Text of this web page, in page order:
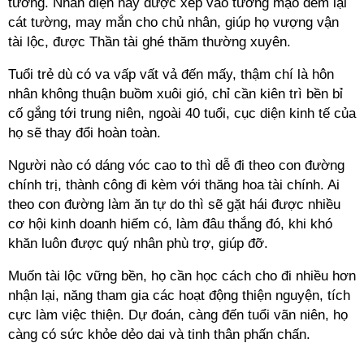
cát tường, may mắn cho chủ nhân, giúp họ vượng vận
tài lộc, được Thần tài ghé thăm thường xuyên.
Tuổi trẻ dù có va vấp vất vả đến mấy, thậm chí là hôn
nhân không thuận buồm xuôi gió, chỉ cần kiên trì bền bỉ
cố gắng tới trung niên, ngoài 40 tuổi, cục diện kinh tế của
họ sẽ thay đổi hoàn toàn.
Người nào có dáng vóc cao to thì dễ đi theo con đường
chính trị, thành công đi kèm với thăng hoa tài chính. Ai
theo con đường làm ăn tự do thì sẽ gặt hái được nhiều
cơ hội kinh doanh hiếm có, làm đâu thắng đó, khi khó
khăn luôn được quý nhân phù trợ, giúp đỡ.
Muốn tài lộc vững bền, họ cần học cách cho đi nhiều hơn
nhận lại, năng tham gia các hoạt động thiện nguyện, tích
cực làm việc thiện. Dự đoán, càng đến tuổi vãn niên, họ
càng có sức khỏe dẻo dai và tinh thân phấn chấn.